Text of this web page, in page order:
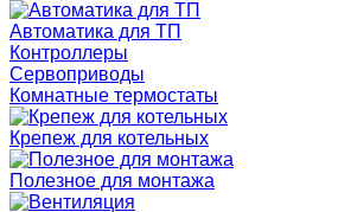
Автоматика для ТП
Контроллеры
Сервоприводы
Комнатные термостаты
Крепеж для котельных
Полезное для монтажа